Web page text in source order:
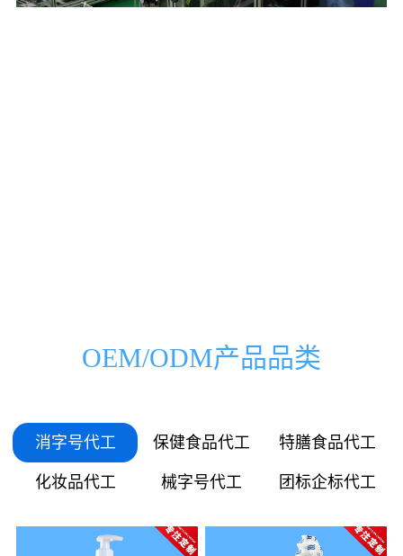
1332
1665
1998
2000
3000
06
08
072
109
145
181
OEM/ODM产品品类
消字号代工 保健食品代工 特膳食品代工
化妆品代工 械字号代工 团标企标代工